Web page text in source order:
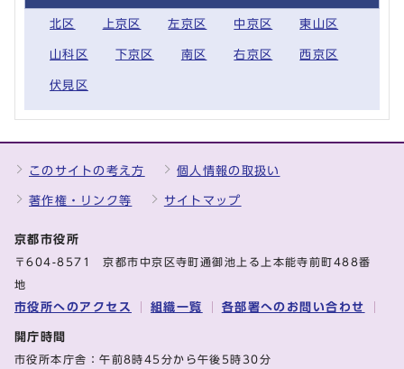
北区 上京区 左京区 中京区 東山区
山科区 下京区 南区 右京区 西京区
伏見区
このサイトの考え方 個人情報の取扱い
著作権・リンク等 サイトマップ
京都市役所
〒604-8571 京都市中京区寺町通御池上る上本能寺前町488番
地
市役所へのアクセス 組織一覧 各部署へのお問い合わせ
開庁時間
市役所本庁舎：午前8時45分から午後5時30分